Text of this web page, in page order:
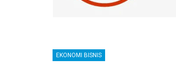
EKONOMI BISNIS